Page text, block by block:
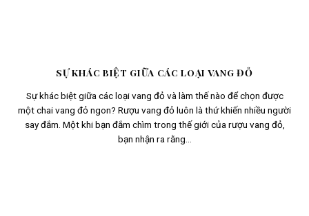
SỰ KHÁC BIỆT GIỮA CÁC LOẠI VANG ĐỎ
Sự khác biệt giữa các loại vang đỏ và làm thế nào để chọn được
một chai vang đỏ ngon? Rượu vang đỏ luôn là thứ khiến nhiều người
say đắm. Một khi bạn đắm chìm trong thế giới của rượu vang đỏ,
bạn nhận ra rằng...